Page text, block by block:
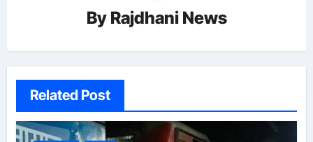
By Rajdhani News
Related Post